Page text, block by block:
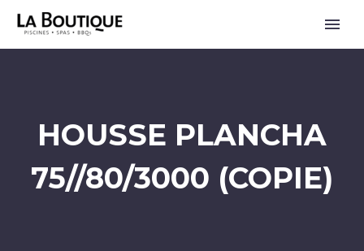
HOUSSE PLANCHA
75//80/3000 (COPIE)